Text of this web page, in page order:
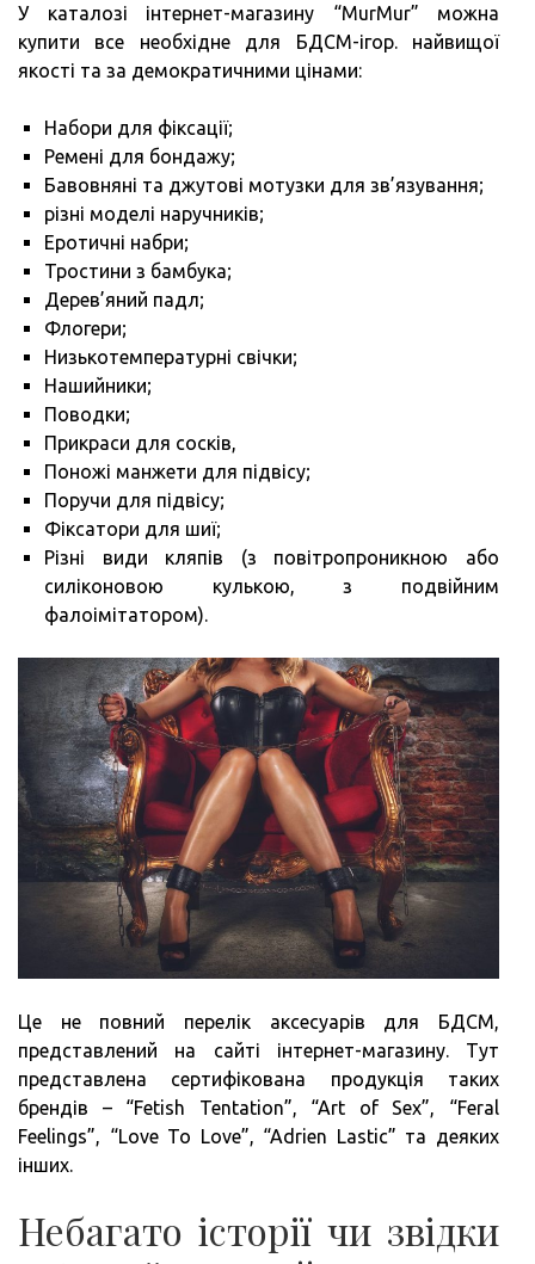
У каталозі інтернет-магазину “MurMur” можна
купити все необхідне для БДСМ-ігор. найвищої
якості та за демократичними цінами:
Набори для фіксації;
Ремені для бондажу;
Бавовняні та джутові мотузки для зв’язування;
різні моделі наручників;
Еротичні набри;
Тростини з бамбука;
Дерев’яний падл;
Флогери;
Низькотемпературні свічки;
Нашийники;
Поводки;
Прикраси для сосків,
Поножі манжети для підвісу;
Поручи для підвісу;
Фіксатори для шиї;
Різні види кляпів (з повітропроникною або
силіконовою кулькою, з подвійним
фалоімітатором).
Це не повний перелік аксесуарів для БДСМ,
представлений на сайті інтернет-магазину. Тут
представлена сертифікована продукція таких
брендів – “Fetish Tentation”, “Art of Sex”, “Feral
Feelings”, “Love To Love”, “Adrien Lastic” та деяких
інших.
Небагато історії чи звідки